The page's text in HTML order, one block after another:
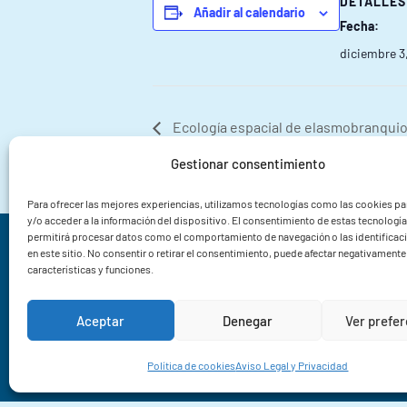
Gestionar consentimiento
Para ofrecer las mejores experiencias, utilizamos tecnologías como las cookies
y/o acceder a la información del dispositivo. El consentimiento de estas
permitirá procesar datos como el comportamiento de navegación o las
en este sitio. No consentir o retirar el consentimiento, puede afectar
características y funciones.
Aceptar Denegar Ver
Política de cookiesAviso Legal y Privacidad
Añadir al calendario
Fecha:
diciembre
Ecología espacial de
Islas Atlanticas de Galicia
Instituto de Investigacións Mariñas CSIC
Rua Eduardo Cabello 6
36208 Vigo
Pontevedra
+34 986 23 19 30